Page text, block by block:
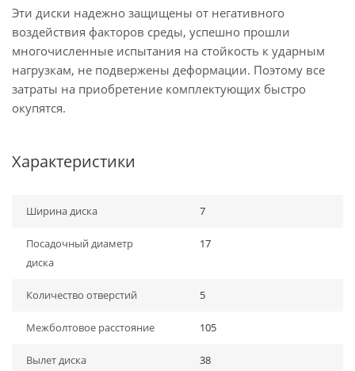
Эти диски надежно защищены от негативного
воздействия факторов среды, успешно прошли
многочисленные испытания на стойкость к ударным
нагрузкам, не подвержены деформации. Поэтому все
затраты на приобретение комплектующих быстро
окупятся.
Характеристики
Ширина диска 7
Посадочный диаметр
диска
17
Количество отверстий 5
Межболтовое расстояние 105
Вылет диска 38